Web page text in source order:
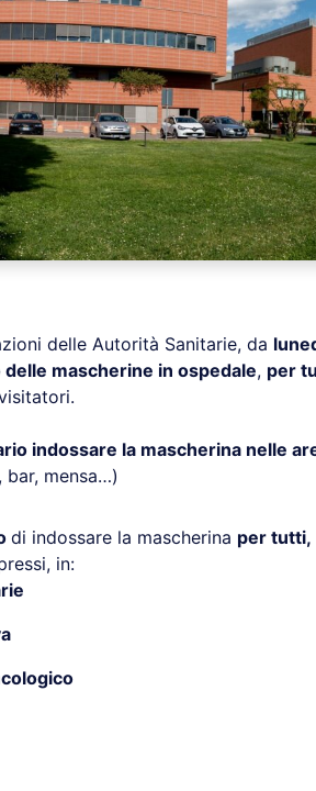
delle Autorità Sanitarie, da
delle mascherine in ospedale, per
indossare la mascherina nelle
mensa…)
di indossare la mascherina per tutti,
in: